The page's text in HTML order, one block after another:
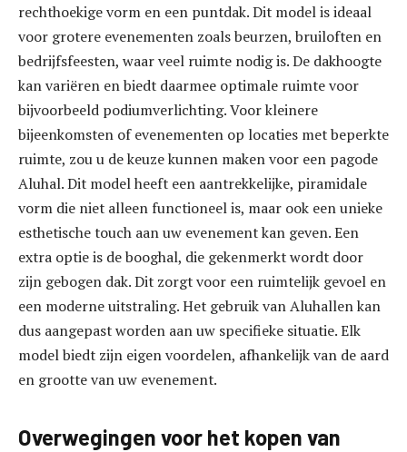
rechthoekige vorm en een puntdak. Dit model is ideaal
voor grotere evenementen zoals beurzen, bruiloften en
bedrijfsfeesten, waar veel ruimte nodig is. De dakhoogte
kan variëren en biedt daarmee optimale ruimte voor
bijvoorbeeld podiumverlichting. Voor kleinere
bijeenkomsten of evenementen op locaties met beperkte
ruimte, zou u de keuze kunnen maken voor een pagode
Aluhal. Dit model heeft een aantrekkelijke, piramidale
vorm die niet alleen functioneel is, maar ook een unieke
esthetische touch aan uw evenement kan geven. Een
extra optie is de booghal, die gekenmerkt wordt door
zijn gebogen dak. Dit zorgt voor een ruimtelijk gevoel en
een moderne uitstraling. Het gebruik van Aluhallen kan
dus aangepast worden aan uw specifieke situatie. Elk
model biedt zijn eigen voordelen, afhankelijk van de aard
en grootte van uw evenement.
Overwegingen voor het kopen van